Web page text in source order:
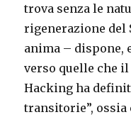
trova senza le
rigenerazione del
anima – dispone,
verso quelle che
Hacking ha
transitorie”,